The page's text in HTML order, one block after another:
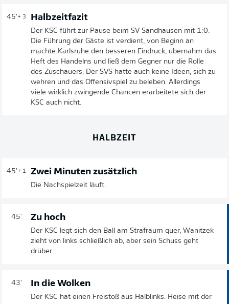
45'+ 3 Halbzeitfazit
Der KSC führt zur Pause beim SV Sandhausen mit 1:0.
Die Führung der Gäste ist verdient, von Beginn an
machte Karlsruhe den besseren Eindruck, übernahm das
Heft des Handelns und ließ dem Gegner nur die Rolle
des Zuschauers. Der SVS hatte auch keine Ideen, sich zu
wehren und das Offensivspiel zu beleben. Allerdings
viele wirklich zwingende Chancen erarbeitete sich der
KSC auch nicht.
HALBZEIT
45'+ 1 Zwei Minuten zusätzlich
Die Nachspielzeit läuft.
45' Zu hoch
Der KSC legt sich den Ball am Strafraum quer, Wanitzek
zieht von links schließlich ab, aber sein Schuss geht
drüber.
43' In die Wolken
Der KSC hat einen Freistoß aus Halblinks. Heise mit der